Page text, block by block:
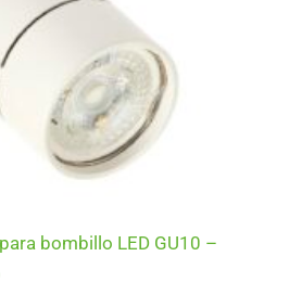
bombillo LED GU10 –